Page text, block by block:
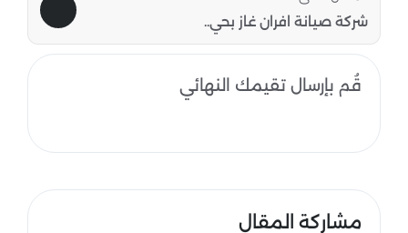
شركة صيانة افران غاز بحي..
قُم بإرسال تقيمك النهائي
مشاركة المقال